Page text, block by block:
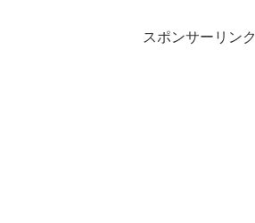
スポンサーリンク